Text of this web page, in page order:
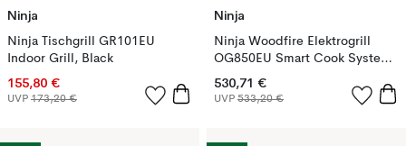
Ninja
Ninja Tischgrill GR101EU
Indoor Grill, Black
155,80 €
UVP 173,20 €
Ninja
Ninja Woodfire Elektrogrill
OG850EU Smart Cook System,
Schwarz
530,71 €
UVP 533,20 €